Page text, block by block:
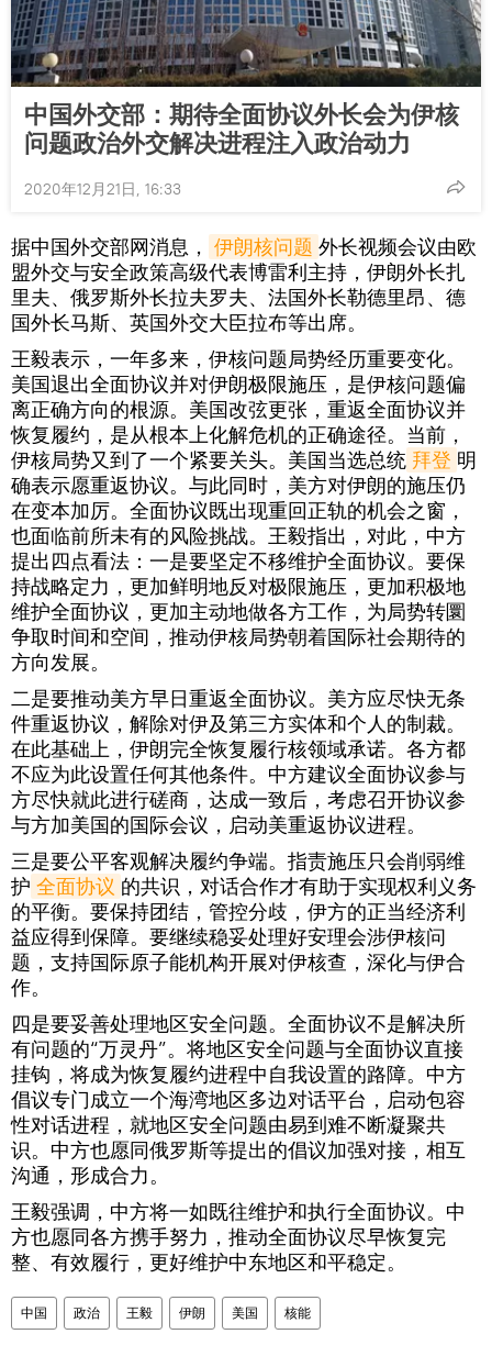
中国外交部：期待全面协议外长会为伊核
问题政治外交解决进程注入政治动力
2020年12月21日, 16:33
据中国外交部网消息， 伊朗核问题 外长视频会议由欧
盟外交与安全政策高级代表博雷利主持，伊朗外长扎
里夫、俄罗斯外长拉夫罗夫、法国外长勒德里昂、德
国外长马斯、英国外交大臣拉布等出席。
王毅表示，一年多来，伊核问题局势经历重要变化。
美国退出全面协议并对伊朗极限施压，是伊核问题偏
离正确方向的根源。美国改弦更张，重返全面协议并
恢复履约，是从根本上化解危机的正确途径。当前，
伊核局势又到了一个紧要关头。美国当选总统 拜登 明
确表示愿重返协议。与此同时，美方对伊朗的施压仍
在变本加厉。全面协议既出现重回正轨的机会之窗，
也面临前所未有的风险挑战。王毅指出，对此，中方
提出四点看法：一是要坚定不移维护全面协议。要保
持战略定力，更加鲜明地反对极限施压，更加积极地
维护全面协议，更加主动地做各方工作，为局势转圜
争取时间和空间，推动伊核局势朝着国际社会期待的
方向发展。
二是要推动美方早日重返全面协议。美方应尽快无条
件重返协议，解除对伊及第三方实体和个人的制裁。
在此基础上，伊朗完全恢复履行核领域承诺。各方都
不应为此设置任何其他条件。中方建议全面协议参与
方尽快就此进行磋商，达成一致后，考虑召开协议参
与方加美国的国际会议，启动美重返协议进程。
三是要公平客观解决履约争端。指责施压只会削弱维
护 全面协议 的共识，对话合作才有助于实现权利义务
的平衡。要保持团结，管控分歧，伊方的正当经济利
益应得到保障。要继续稳妥处理好安理会涉伊核问
题，支持国际原子能机构开展对伊核查，深化与伊合
作。
四是要妥善处理地区安全问题。全面协议不是解决所
有问题的“万灵丹”。将地区安全问题与全面协议直接
挂钩，将成为恢复履约进程中自我设置的路障。中方
倡议专门成立一个海湾地区多边对话平台，启动包容
性对话进程，就地区安全问题由易到难不断凝聚共
识。中方也愿同俄罗斯等提出的倡议加强对接，相互
沟通，形成合力。
王毅强调，中方将一如既往维护和执行全面协议。中
方也愿同各方携手努力，推动全面协议尽早恢复完
整、有效履行，更好维护中东地区和平稳定。
中国 政治 王毅 伊朗 美国 核能